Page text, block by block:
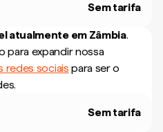
Sem tarifa
atualmente em Zâmbia.
para expandir nossa
redes sociais para ser o
Sem tarifa